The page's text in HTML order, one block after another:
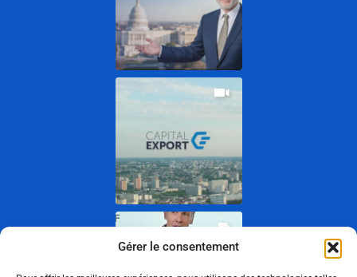
Gérer le consentement